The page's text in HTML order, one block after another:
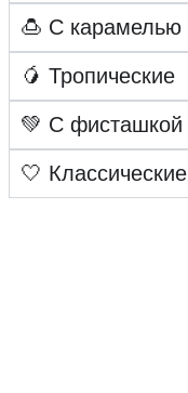
🍮 С карамелью
🥭 Тропические
💚 С фисташкой
🤍 Классические